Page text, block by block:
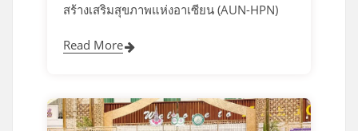
สร้างเสริมสุขภาพแห่งอาเซียน (AUN-HPN)
Read More